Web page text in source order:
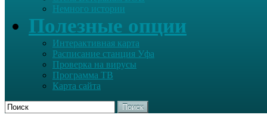
Немного истории
Полезные опции
Интерактивная карта
Расписание станция Уфа
Проверка на вирусы
Программа ТВ
Карта сайта
Поиск